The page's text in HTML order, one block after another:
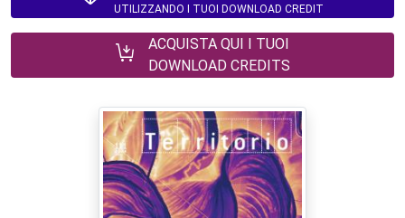
UTILIZZANDO I TUOI DOWNLOAD CREDIT
ACQUISTA QUI I TUOI
DOWNLOAD CREDITS